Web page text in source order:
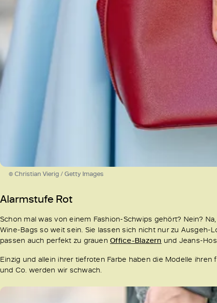
© Christian Vierig / Getty Images
Alarmstufe Rot
Schon mal was von einem Fashion-Schwips gehört? Nein?
Wine-Bags so weit sein. Sie lassen sich nicht nur zu
passen auch perfekt zu grauenOffice-Blazern und Jeans-
Einzig und allein ihrer tiefroten Farbe haben die Modelle
und Co. werden wir schwach.